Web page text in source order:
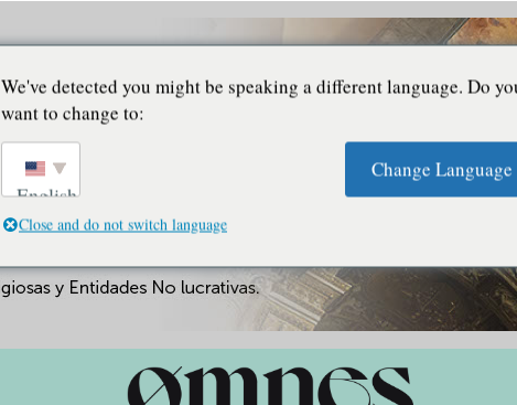
We've detected you might be speaking a different language. Do
want to change to:
English
Change Language
Close and do not switch language